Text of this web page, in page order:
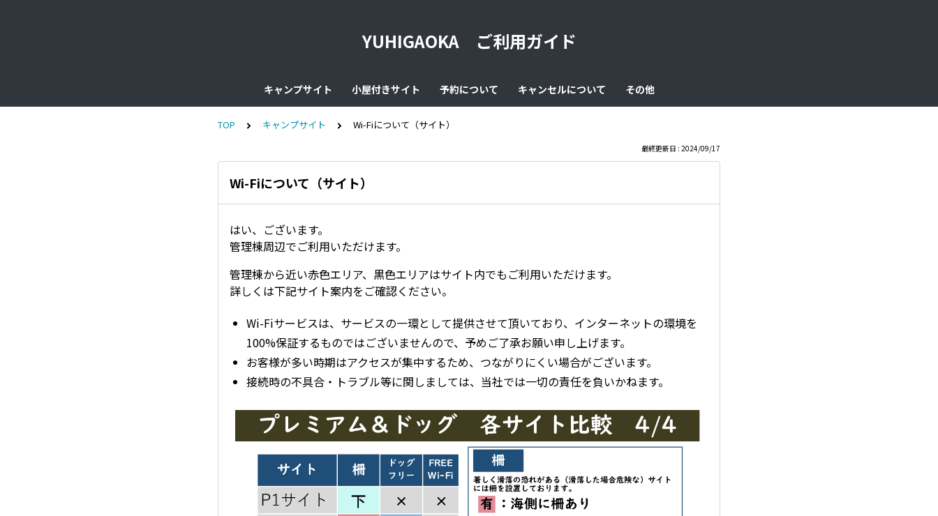
YUHIGAOKA ご利用ガイド
キャンプサイト 小屋付きサイト 予約について キャンセルについて その他
る
TOP キャンプサイト Wi-Fiについて（サイト）
最終更新日 : 2024/09/17
Wi-Fiについて（サイト）
はい、ございます。
管理棟周辺でご利用いただけます。
管理棟から近い赤色エリア、黒色エリアはサイト内でもご利用いただけます。
詳しくは下記サイト案内をご確認ください。
Wi-Fiサービスは、サービスの一環として提供させて頂いており、インターネットの環境を
100%保証するものではございませんので、予めご了承お願い申し上げます。
お客様が多い時期はアクセスが集中するため、つながりにくい場合がございます。
接続時の不具合・トラブル等に関しましては、当社では一切の責任を負いかねます。